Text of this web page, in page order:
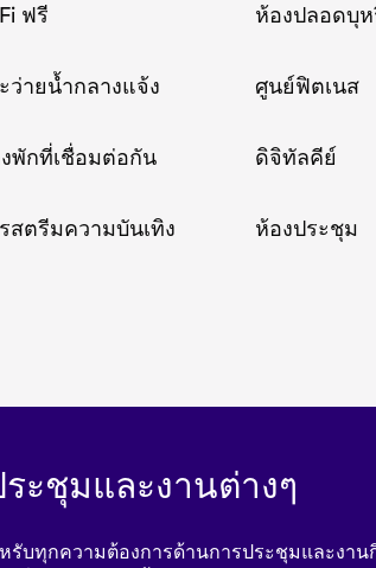
ฟรี ห้องปลอดบุ
ว่ายน้ำกลางแจ้ง ศูนย์ฟิตเนส
พักที่เชื่อมต่อกัน ดิจิทัลคีย์
สตรีมความบันเทิง ห้องประชุม
ะชุมและงานต่างๆ
รับทุกความต้องการด้านการประชุมและงา